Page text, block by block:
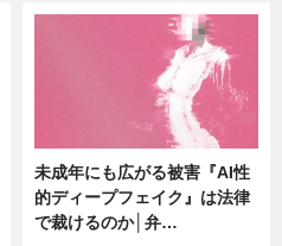
未成年にも広がる被害『AI性
的ディープフェイク』は法律
で裁けるのか│弁…